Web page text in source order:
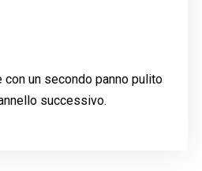
un secondo panno pulito
successivo.